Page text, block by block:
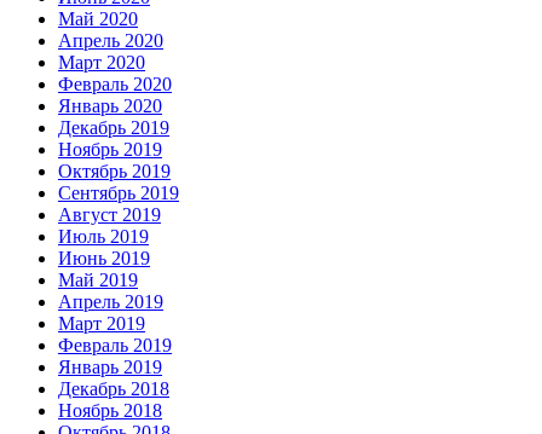
Май 2020
Апрель 2020
Март 2020
Февраль 2020
Январь 2020
Декабрь 2019
Ноябрь 2019
Октябрь 2019
Сентябрь 2019
Август 2019
Июль 2019
Июнь 2019
Май 2019
Апрель 2019
Март 2019
Февраль 2019
Январь 2019
Декабрь 2018
Ноябрь 2018